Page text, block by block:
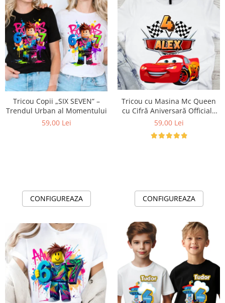
Cadouri pentru Doctori
Cadouri pentru Sfânta Maria
Martisoare
Tricou Copii „SIX SEVEN” –
Trendul Urban al Momentului
59,00 Lei
CONFIGUREAZA
Tricou cu Masina Mc Queen
cu Cifră Aniversară Official|
Cadou Personalizat e-CADOU
59,00 Lei
CONFIGUREAZA